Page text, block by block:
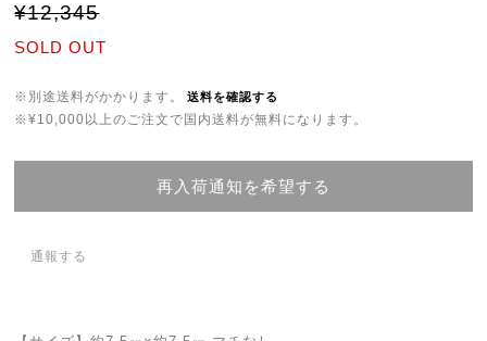
¥12,345
SOLD OUT
※別途送料がかかります。 送料を確認する
※¥10,000以上のご注文で国内送料が無料になります。
再入荷通知を希望する
通報する